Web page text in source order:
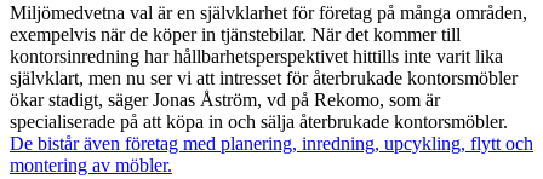
Miljömedvetna val är en självklarhet för företag på många områden,
exempelvis när de köper in tjänstebilar. När det kommer till
kontorsinredning har hållbarhetsperspektivet hittills inte varit lika
självklart, men nu ser vi att intresset för återbrukade kontorsmöbler
ökar stadigt, säger Jonas Åström, vd på Rekomo, som är
specialiserade på att köpa in och sälja återbrukade kontorsmöbler.
De bistår även företag med planering, inredning, upcykling, flytt och
montering av möbler.